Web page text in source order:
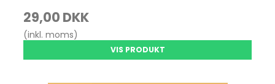
29,00 DKK
(inkl. moms)
VIS PRODUKT